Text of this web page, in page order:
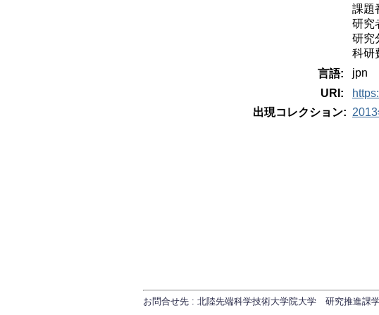
課題
研究
研究
科研
言語:
jpn
URI:
出現コレクション:
お問合せ先 : 北陸先端科学技術大学院大学 研究推進課